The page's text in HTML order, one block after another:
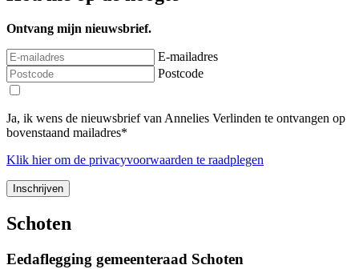
Ontvang mijn nieuwsbrief.
E-mailadres
Postcode
Ja, ik wens de nieuwsbrief van Annelies Verlinden te ontvangen op
bovenstaand mailadres*
Klik hierom de privacyvoorwaarden te raadplegen
Schoten
Eedaflegging gemeenteraad Schoten